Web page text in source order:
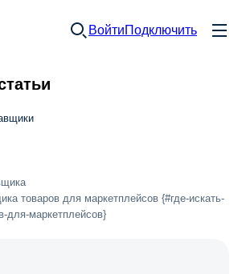
ВойтиПодключить
товаров для маркетплейсов {#где-искать-
для-маркетплейсов}